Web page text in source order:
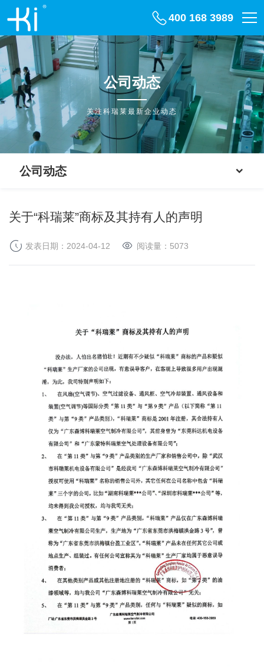
400 168 3989
公司动态
关注科瑞莱最新企业动态
公司动态
关于“科瑞莱”商标及其持有人的声明
发表日期：2024-04-12 阅读量： 5073